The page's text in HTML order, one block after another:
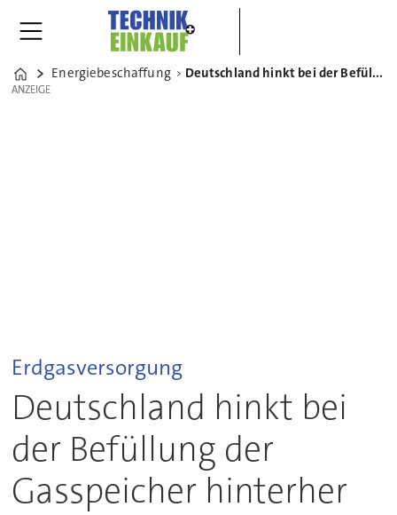
Home
Energiebeschaffung Deutschland hinkt bei der Befüllung der Gasspeicher hinterher
ANZEIGE
ANZEIGE
Erdgasversorgung
Deutschland hinkt bei
der Befüllung der
Gasspeicher hinterher